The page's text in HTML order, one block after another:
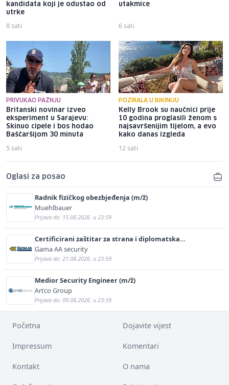
kandidata koji je odustao od
utrke
8 sati
utakmice
6 sati
PRIVUKAO PAŽNJU
Britanski novinar izveo
eksperiment u Sarajevu:
Skinuo cipele i bos hodao
Baščaršijom 30 minuta
5 sati
POZIRALA U BIKINIJU
Kelly Brook su naučnici prije
10 godina proglasili ženom s
najsavršenijim tijelom, a evo
kako danas izgleda
12 sati
Oglasi za posao
Radnik fizičkog obezbjeđenja (m/ž)
Muehlbauer
Prijava do: 15.08.2026. u 23:59
Certificirani zaštitar za strana i diplomatska
predstavništva (m/ž)
Gama AA security
Prijava do: 21.08.2026. u 23:59
Medior Security Engineer (m/ž)
Artco Group
Prijava do: 09.08.2026. u 23:59
Početna Dojavite vijest
Impressum Komentari
Kontakt O nama